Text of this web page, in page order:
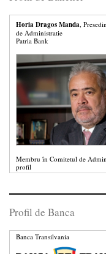
Horia Dragos Manda,
de Administratie
Patria Bank
Membru în Comitetul de
profil
Profil de Banca
Banca Transilvania